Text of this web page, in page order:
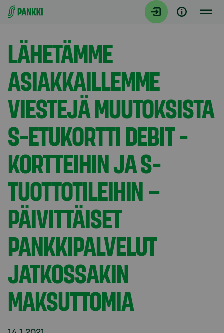
Siirry suoraan sisältöön
Tiedotteet
LÄHETÄMME
ASIAKKAILLEMME
VIESTEJÄ MUUTOKSISTA
S-ETUKORTTI DEBIT -
KORTTEIHIN JA S-
TUOTTOTILEIHIN –
PÄIVITTÄISET
PANKKIPALVELUT
JATKOSSAKIN
MAKSUTTOMIA